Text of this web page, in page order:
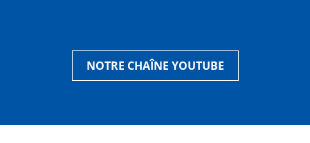
NOTRE CHAÎNE YOUTUBE